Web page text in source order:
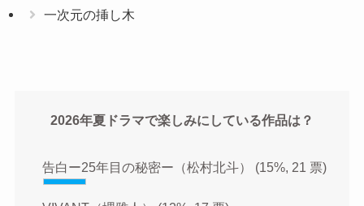
一次元の挿し木
2026年夏ドラマで楽しみにしている作品は？
告白ー25年目の秘密ー（松村北斗） (15%, 21 票)